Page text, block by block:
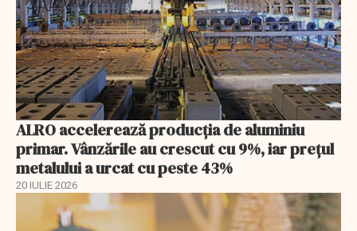
ALRO accelerează producția de aluminiu
primar. Vânzările au crescut cu 9%, iar prețul
metalului a urcat cu peste 43%
20 IULIE 2026